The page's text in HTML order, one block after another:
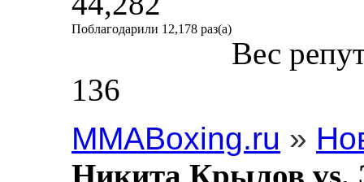
Поблагодарили 12,178 раз(а)
Вес
136
MMABoxing.ru »